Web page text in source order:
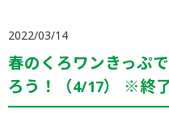
2022/03/14
春のくろワンきっぷ
ろう！（4/17） ※終